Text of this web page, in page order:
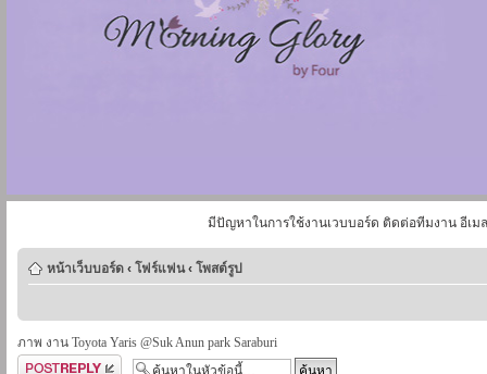
มีปัญหาในการใช้งานเวบบอร์ด ติดต่อทีมงาน อีเม
หน้าเว็บบอร์ด ‹ โฟร์แฟน ‹ โพสต์รูป
ภาพ งาน Toyota Yaris @Suk Anun park Saraburi
ตอบกระทู้